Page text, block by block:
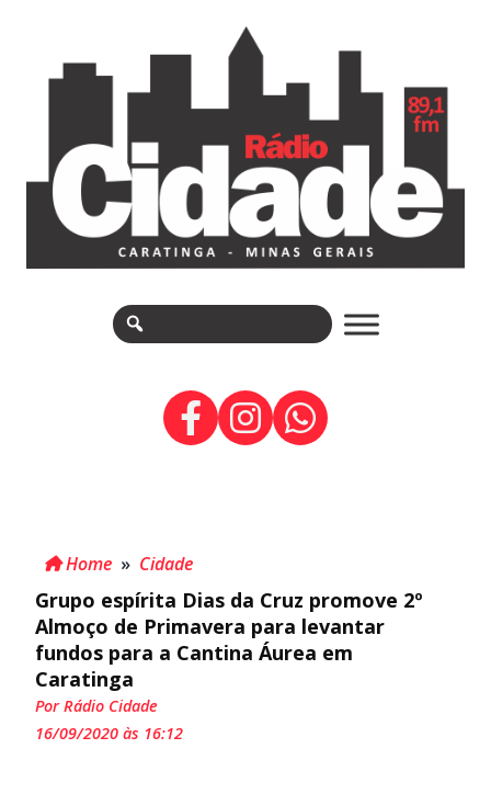
Home » Cidade
Grupo espírita Dias da Cruz promove 2º
Almoço de Primavera para levantar
fundos para a Cantina Áurea em
Caratinga
Por Rádio Cidade
16/09/2020 às 16:12